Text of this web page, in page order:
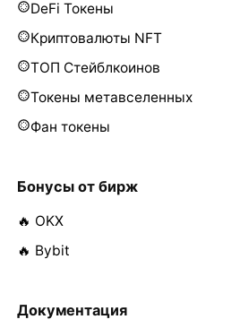
DeFi Токены
Криптовалюты NFT
ТОП Стейблкоинов
Токены метавселенных
Фан токены
Бонусы от бирж
🔥 OKX
🔥 Bybit
Документация